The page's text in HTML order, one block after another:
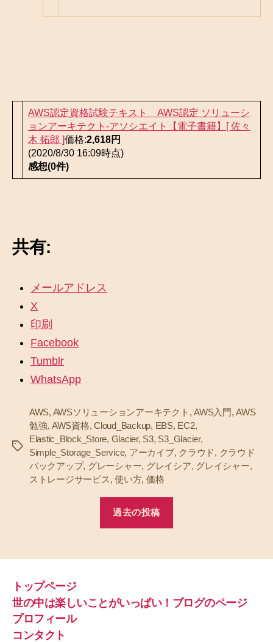
AWS認定資格試験テキスト AWS認定 ソリューシ
ョンアーキテクト-アソシエイト【電子書籍】[ 佐々
木 拓郎 ]価格:2,618円
(2020/8/30 16:09時点)
感想(0件)
共有:
メールアドレス
X
印刷
Facebook
Tumblr
WhatsApp
タ
AWS, AWSソリューションアーキテクト ,AWS入門,AWS
勉強, AWS資格,Cloud_Backup, EBS, EC2,
Elastic_Block_Store, Glacier, S3, S3_Glacier,
Simple_Storage_Service, アーカイブ, クラウド, クラウド
バックアップ, グレーシャー, グレイシア, グレイシャー,
ストレージサービス,使い方, 価格
過去の投稿
トップページ
世の中は楽しいことがいっぱい！ブログのページ
プロフィール
コンタクト